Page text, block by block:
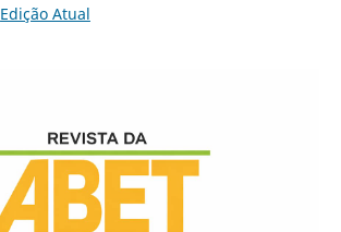
Edição Atual